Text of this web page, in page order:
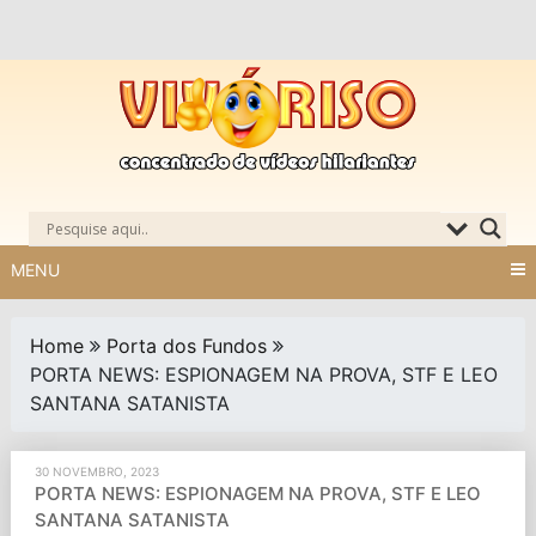
MENU
Home
Porta dos Fundos
PORTA NEWS: ESPIONAGEM NA PROVA, STF E LEO
SANTANA SATANISTA
30 NOVEMBRO, 2023
PORTA NEWS: ESPIONAGEM NA PROVA, STF E LEO
SANTANA SATANISTA